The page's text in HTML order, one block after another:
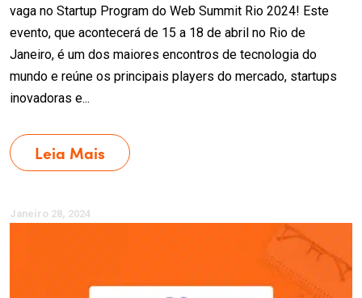
vaga no Startup Program do Web Summit Rio 2024! Este
evento, que acontecerá de 15 a 18 de abril no Rio de
Janeiro, é um dos maiores encontros de tecnologia do
mundo e reúne os principais players do mercado, startups
inovadoras e...
Leia Mais
Janeiro 28, 2024